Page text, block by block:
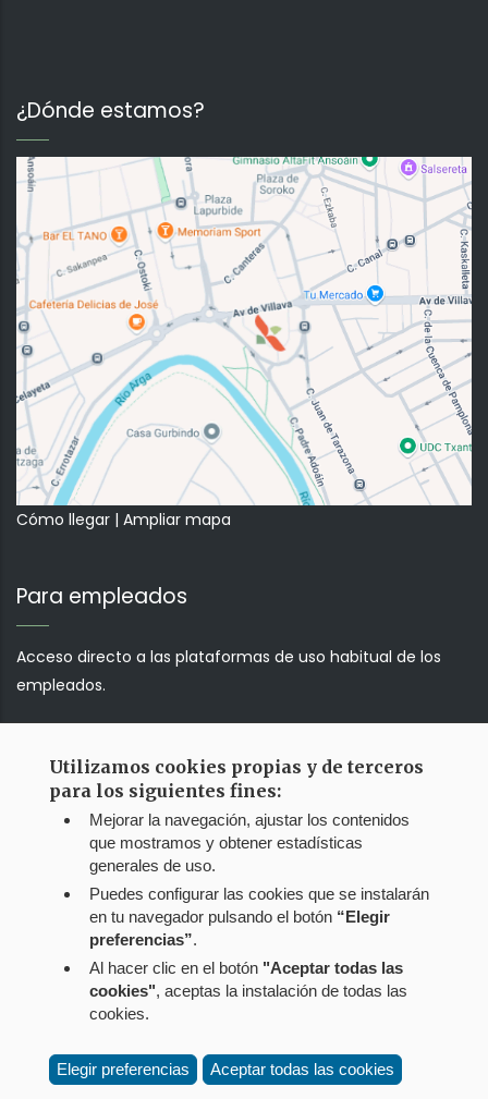
¿Dónde estamos?
Cómo llegar | Ampliar mapa
Para empleados
Acceso directo a las plataformas de uso habitual de los
empleados.
Correo web
Jump!!!
Menú
Utilizamos cookies propias y de terceros
para los siguientes fines:
Mejorar la navegación, ajustar los contenidos
que mostramos y obtener estadísticas
generales de uso.
Puedes configurar las cookies que se instalarán
en tu navegador pulsando el botón “Elegir
preferencias”.
Al hacer clic en el botón "Aceptar todas las
cookies", aceptas la instalación de todas las
cookies.
Elegir preferencias Aceptar todas las cookies